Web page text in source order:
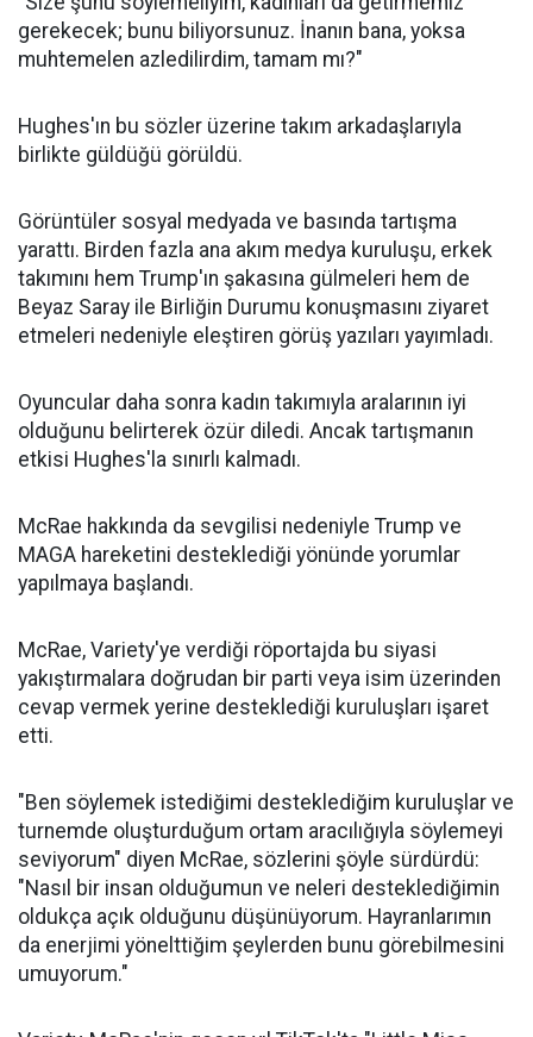
gerekecek; bunu biliyorsunuz. İnanın bana, yoksa
muhtemelen azledilirdim, tamam mı?"
Hughes'ın bu sözler üzerine takım arkadaşlarıyla
birlikte güldüğü görüldü.
Görüntüler sosyal medyada ve basında tartışma
yarattı. Birden fazla ana akım medya kuruluşu, erkek
takımını hem Trump'ın şakasına gülmeleri hem de
Beyaz Saray ile Birliğin Durumu konuşmasını ziyaret
etmeleri nedeniyle eleştiren görüş yazıları yayımladı.
Oyuncular daha sonra kadın takımıyla aralarının iyi
olduğunu belirterek özür diledi. Ancak tartışmanın
etkisi Hughes'la sınırlı kalmadı.
McRae hakkında da sevgilisi nedeniyle Trump ve
MAGA hareketini desteklediği yönünde yorumlar
yapılmaya başlandı.
McRae, Variety'ye verdiği röportajda bu siyasi
yakıştırmalara doğrudan bir parti veya isim üzerinden
cevap vermek yerine desteklediği kuruluşları işaret
etti.
"Ben söylemek istediğimi desteklediğim kuruluşlar ve
turnemde oluşturduğum ortam aracılığıyla söylemeyi
seviyorum" diyen McRae, sözlerini şöyle sürdürdü:
"Nasıl bir insan olduğumun ve neleri desteklediğimin
oldukça açık olduğunu düşünüyorum. Hayranlarımın
da enerjimi yönelttiğim şeylerden bunu görebilmesini
umuyorum."